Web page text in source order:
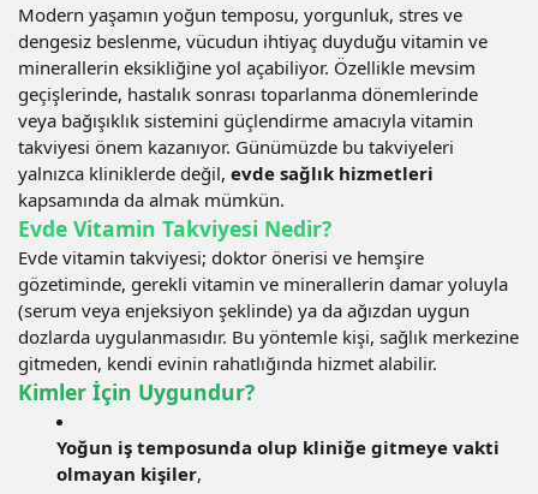
Modern yaşamın yoğun temposu, yorgunluk, stres ve
dengesiz beslenme, vücudun ihtiyaç duyduğu vitamin ve
minerallerin eksikliğine yol açabiliyor. Özellikle mevsim
geçişlerinde, hastalık sonrası toparlanma dönemlerinde
veya bağışıklık sistemini güçlendirme amacıyla vitamin
takviyesi önem kazanıyor. Günümüzde bu takviyeleri
yalnızca kliniklerde değil, evde sağlık hizmetleri
kapsamında da almak mümkün.
Evde Vitamin Takviyesi Nedir?
Evde vitamin takviyesi; doktor önerisi ve hemşire
gözetiminde, gerekli vitamin ve minerallerin damar yoluyla
(serum veya enjeksiyon şeklinde) ya da ağızdan uygun
dozlarda uygulanmasıdır. Bu yöntemle kişi, sağlık merkezine
gitmeden, kendi evinin rahatlığında hizmet alabilir.
Kimler İçin Uygundur?
Yoğun iş temposunda olup kliniğe gitmeye vakti
olmayan kişiler,